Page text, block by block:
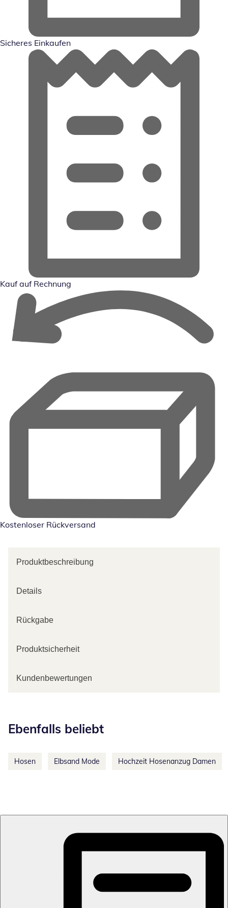
Sicheres Einkaufen
Kauf auf Rechnung
Kostenloser Rückversand
Produktbeschreibung
Details
Rückgabe
Produktsicherheit
Kundenbewertungen
Ebenfalls beliebt
Hosen Elbsand Mode Hochzeit Hosenanzug Damen